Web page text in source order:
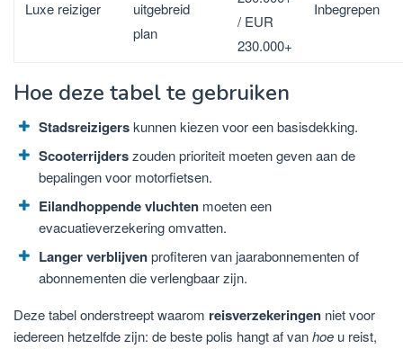
Luxe reiziger
uitgebreid
plan
/ EUR
230.000+
Inbegrepen
Hoe deze tabel te gebruiken
Stadsreizigerskunnen kiezen voor een basisdekking.
Scooterrijderszouden prioriteit moeten geven aan de
bepalingen voor motorfietsen.
Eilandhoppende vluchten moeten een
evacuatieverzekering omvatten.
Langer verblijvenprofiteren van jaarabonnementen of
abonnementen die verlengbaar zijn.
Deze tabel onderstreept waarom reisverzekeringen niet voor
iedereen hetzelfde zijn: de beste polis hangt af vanhoe u reist,